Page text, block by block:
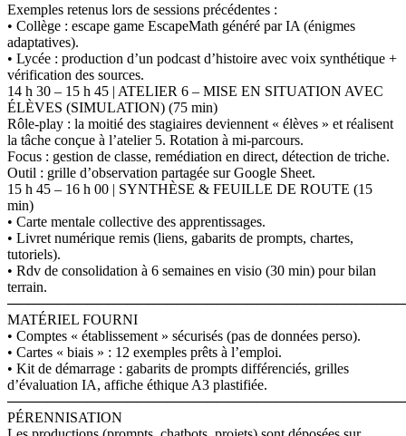
Exemples retenus lors de sessions précédentes :
• Collège : escape game EscapeMath généré par IA (énigmes
adaptatives).
• Lycée : production d’un podcast d’histoire avec voix synthétique +
vérification des sources.
14 h 30 – 15 h 45 | ATELIER 6 – MISE EN SITUATION AVEC
ÉLÈVES (SIMULATION) (75 min)
Rôle-play : la moitié des stagiaires deviennent « élèves » et réalisent
la tâche conçue à l’atelier 5. Rotation à mi-parcours.
Focus : gestion de classe, remédiation en direct, détection de triche.
Outil : grille d’observation partagée sur Google Sheet.
15 h 45 – 16 h 00 | SYNTHÈSE & FEUILLE DE ROUTE (15
min)
• Carte mentale collective des apprentissages.
• Livret numérique remis (liens, gabarits de prompts, chartes,
tutoriels).
• Rdv de consolidation à 6 semaines en visio (30 min) pour bilan
terrain.
────────────────────────────────────────
MATÉRIEL FOURNI
• Comptes « établissement » sécurisés (pas de données perso).
• Cartes « biais » : 12 exemples prêts à l’emploi.
• Kit de démarrage : gabarits de prompts différenciés, grilles
d’évaluation IA, affiche éthique A3 plastifiée.
────────────────────────────────────────
PÉRENNISATION